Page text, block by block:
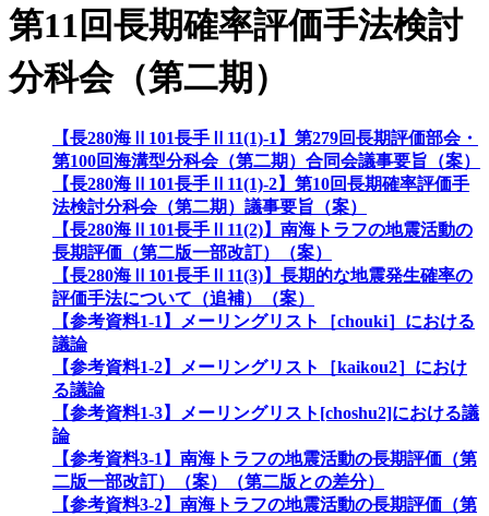
第11回長期確率評価手法検討
分科会（第二期）
【長280海Ⅱ101長手Ⅱ11(1)-1】第279回長期評価部会・
第100回海溝型分科会（第二期）合同会議事要旨（案）
【長280海Ⅱ101長手Ⅱ11(1)-2】第10回長期確率評価手
法検討分科会（第二期）議事要旨（案）
【長280海Ⅱ101長手Ⅱ11(2)】南海トラフの地震活動の
長期評価（第二版一部改訂）（案）
【長280海Ⅱ101長手Ⅱ11(3)】長期的な地震発生確率の
評価手法について（追補）（案）
【参考資料1-1】メーリングリスト［chouki］における
議論
【参考資料1-2】メーリングリスト［kaikou2］におけ
る議論
【参考資料1-3】メーリングリスト[choshu2]における議
論
【参考資料3-1】南海トラフの地震活動の長期評価（第
二版一部改訂）（案）（第二版との差分）
【参考資料3-2】南海トラフの地震活動の長期評価（第